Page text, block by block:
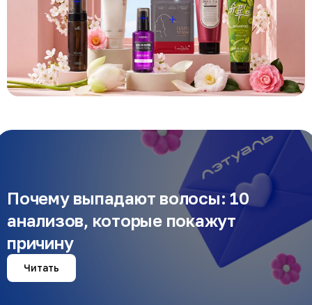
Почему выпадают волосы: 10
анализов, которые покажут
причину
Читать